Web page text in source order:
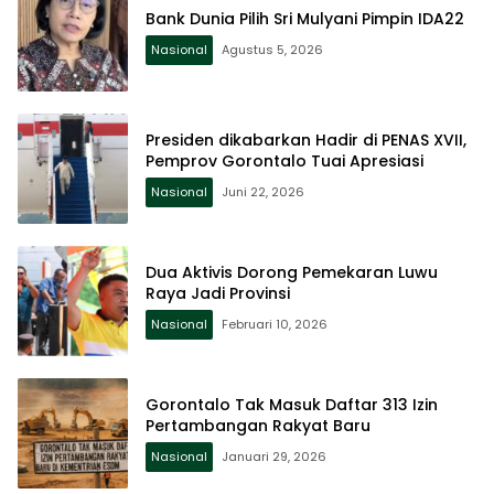
Bank Dunia Pilih Sri Mulyani Pimpin IDA22
Nasional Agustus 5, 2026
Presiden dikabarkan Hadir di PENAS XVII,
Pemprov Gorontalo Tuai Apresiasi
Nasional Juni 22, 2026
Dua Aktivis Dorong Pemekaran Luwu
Raya Jadi Provinsi
Nasional Februari 10, 2026
Gorontalo Tak Masuk Daftar 313 Izin
Pertambangan Rakyat Baru
Nasional Januari 29, 2026